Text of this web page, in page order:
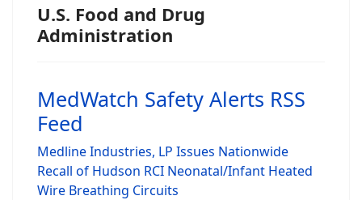
U.S. Food and Drug
Administration
MedWatch Safety Alerts RSS
Feed
Medline Industries, LP Issues Nationwide
Recall of Hudson RCI Neonatal/Infant Heated
Wire Breathing Circuits